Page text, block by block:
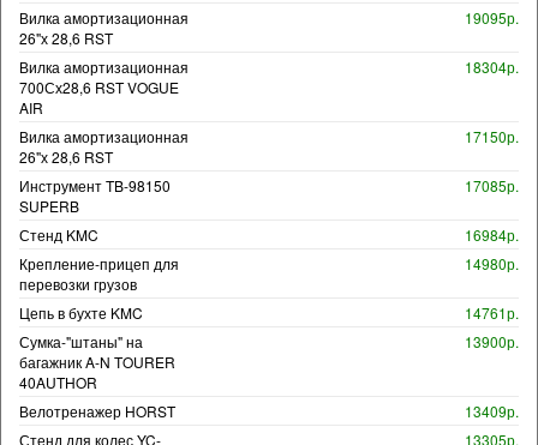
Вилка амортизационная
26"х 28,6 RST
19095р.
Вилка амортизационная
700Сх28,6 RST VOGUE
AIR
18304р.
Вилка амортизационная
26"х 28,6 RST
17150р.
Инструмент TB-98150
SUPERB
17085р.
Стенд KMC
16984р.
Крепление-прицеп для
перевозки грузов
14980р.
Цепь в бухте KMC
14761р.
Сумка-"штаны" на
багажник A-N TOURER
40AUTHOR
13900р.
Велотренажер HORST
13409р.
Стенд для колес YC-
13305р.